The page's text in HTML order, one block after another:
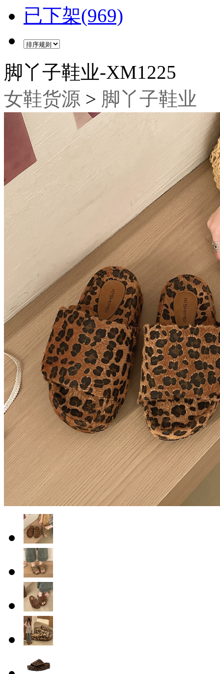
已下架(969)
脚丫子鞋业-XM1225
女鞋货源 > 脚丫子鞋业